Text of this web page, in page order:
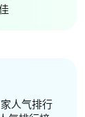
人气排行